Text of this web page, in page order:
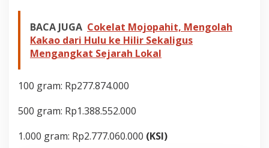
BACA JUGA Cokelat Mojopahit, Mengolah
Kakao dari Hulu ke Hilir Sekaligus
Mengangkat Sejarah Lokal
100 gram: Rp277.874.000
500 gram: Rp1.388.552.000
1.000 gram: Rp2.777.060.000 (KSI)